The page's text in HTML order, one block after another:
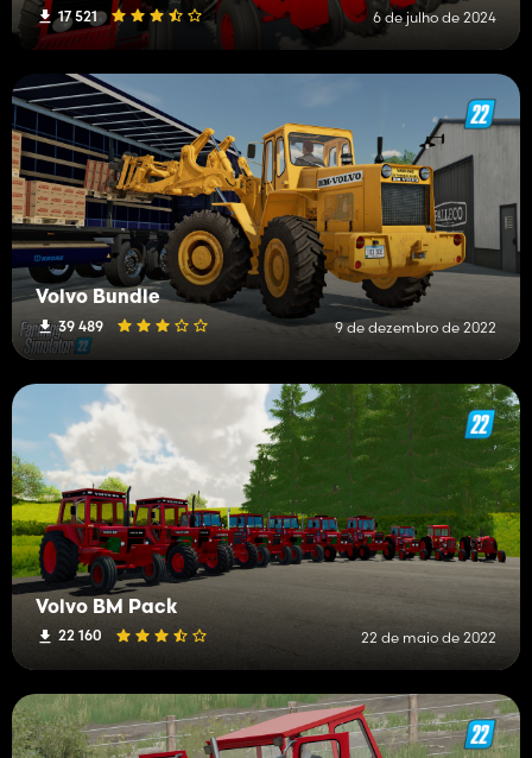
17 521 6 de julho de 2024
Volvo Bundle
39 489 9 de dezembro de 2022
Volvo BM Pack
22 160 22 de maio de 2022